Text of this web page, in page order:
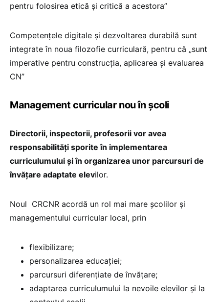
pentru folosirea etică și critică a acestora”
Competențele digitale și dezvoltarea durabilă sunt
integrate în noua filozofie curriculară, pentru că „sunt
imperative pentru construcția, aplicarea și evaluarea
CN”
Management curricular nou în școli
Directorii, inspectorii, profesorii vor avea
responsabilități sporite în implementarea
curriculumului și în organizarea unor parcursuri de
învățare adaptate elevilor.
Noul CRCNR acordă un rol mai mare școlilor și
managementului curricular local, prin
flexibilizare;
personalizarea educației;
parcursuri diferențiate de învățare;
adaptarea curriculumului la nevoile elevilor și la